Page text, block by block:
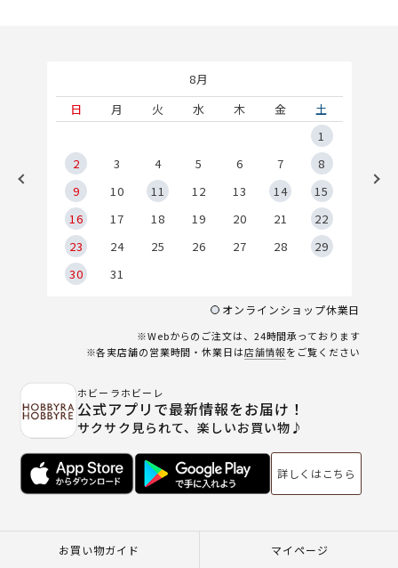
8月
日
月 火 水 木 金
土
1
2
3 4 5 6 7
8
9
10 11 12 13 14
15
16
17 18 19 20 21
22
23
24 25 26 27 28
29
30
31
オンラインショップ休業日
※Webからのご注文は、24時間承っております
※各実店舗の営業時間・休業日は店舗情報をご覧ください
ホビーラホビーレ
公式アプリで最新情報をお届け！
サクサク見られて、楽しいお買い物♪
詳しくはこちら
お買い物ガイド マイページ